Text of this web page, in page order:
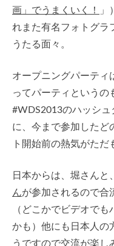
画」でうまくいく！
」
れまた有名フォトグラ
うたる面々。
オープニングパーティ
ってパーティというの
#WDS2013のハッシ
に、今まで参加したど
ト開始前の熱気がただ
日本からは、堀さんと
んが参加されるので合
（どこかでビデオで
かも）他にも日本人の
うですので交流が楽し